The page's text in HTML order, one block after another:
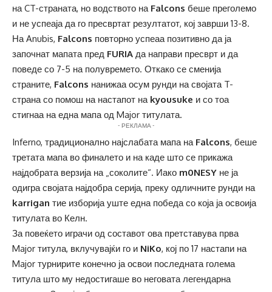
на CT-страната, но водството на Falcons беше преголемо
и не успеаја да го пресвртат резултатот, кој заврши 13-8.
На Anubis, Falcons повторно успеаа позитивно да ја
започнат мапата пред FURIA да направи пресврт и да
поведе со 7-5 на полувремето. Откако се сменија
страните, Falcons нанижаа осум рунди на својата T-
страна со помош на настапот на kyousuke и со тоа
стигнаа на една мапа од Major титулата.
- РЕКЛАМА -
Inferno, традиционално најслабата мапа на Falcons, беше
третата мапа во финалето и на каде што се прикажа
најдобрата верзија на „соколите“. Иако m0NESY не ја
одигра својата најдобра серија, преку одличните рунди на
karrigan тие изборија уште една победа со која ја освоија
титулата во Келн.
За повеќето играчи од составот ова претставува прва
Major титула, вклучувајќи го и NiKo, кој по 17 настапи на
Major турнирите конечно ја освои последната голема
титула што му недостигаше во неговата легендарна